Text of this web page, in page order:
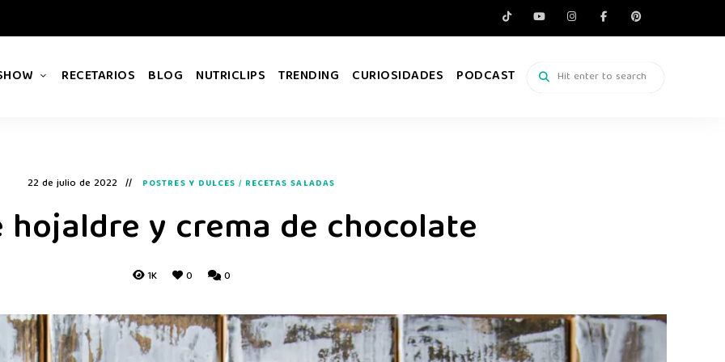
RECETARIOS BLOG NUTRICLIPS TRENDING CURIOSIDADES PODCAST
22 de julio de 2022 POSTRES Y DULCES / RECETAS SALADAS
hojaldre y crema de chocolate
1K 0 0